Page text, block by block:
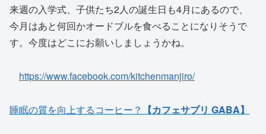
来週の入学式、子供たち2人の誕生日も4月にあるので、
今月はあと何回かオードブルを食べることになりそうで
す。今度はどこにお願いしましょうかね。
https://www.facebook.com/kitchenmanjiro/
睡眠の質を向上するコーヒー？ 【カフェサプリ GABA】